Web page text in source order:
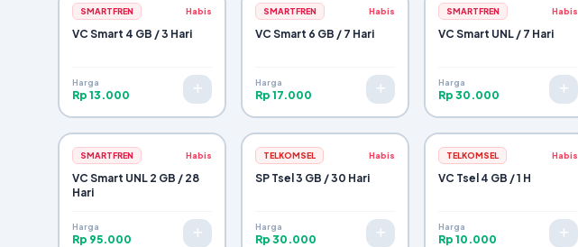
SMARTFREN Habis
VC Smart 4 GB / 3 Hari
Harga
Rp 13.000
SMARTFREN Habis
VC Smart 6 GB / 7 Hari
Harga
Rp 17.000
SMARTFREN Habis
VC Smart UNL / 7 Hari
Harga
Rp 30.000
SMARTFREN Habis
VC Smart UNL 2 GB / 28
Hari
Harga
Rp 95.000
TELKOMSEL Habis
SP Tsel 3 GB / 30 Hari
Harga
Rp 30.000
TELKOMSEL Habis
VC Tsel 4 GB / 1 H
Harga
Rp 10.000